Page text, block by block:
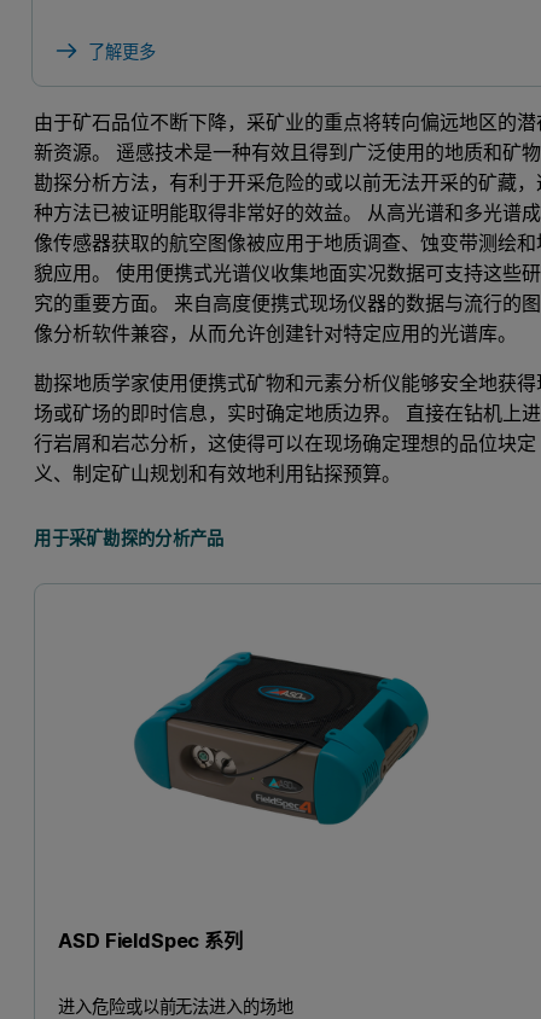
了解更多
由于矿石品位不断下降，采矿业的重点将转向偏远地区的潜
新资源。 遥感技术是一种有效且得到广泛使用的地质和矿物
勘探分析方法，有利于开采危险的或以前无法开采的矿藏，
种方法已被证明能取得非常好的效益。 从高光谱和多光谱成
像传感器获取的航空图像被应用于地质调查、蚀变带测绘和
貌应用。 使用便携式光谱仪收集地面实况数据可支持这些研
究的重要方面。 来自高度便携式现场仪器的数据与流行的图
像分析软件兼容，从而允许创建针对特定应用的光谱库。
勘探地质学家使用便携式矿物和元素分析仪能够安全地获得
场或矿场的即时信息，实时确定地质边界。 直接在钻机上进
行岩屑和岩芯分析，这使得可以在现场确定理想的品位块定
义、制定矿山规划和有效地利用钻探预算。
用于采矿勘探的分析产品
ASD FieldSpec 系列
进入危险或以前无法进入的场地